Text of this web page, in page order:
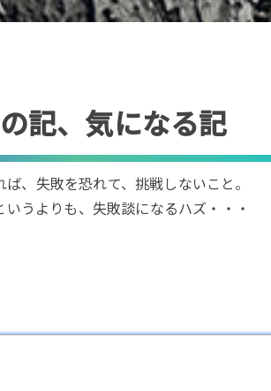
記、気になる記
、失敗を恐れて、挑戦しないこと。
うよりも、失敗談になるハズ・・・